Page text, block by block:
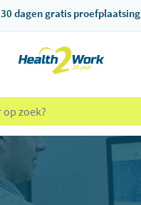
30 dagen gratis proefplaatsing